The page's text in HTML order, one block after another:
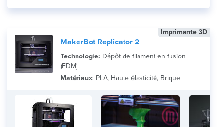
Imprimante 3D
MakerBot Replicator 2
Technologie: Dépôt de filament en fusion
(FDM)
Matériaux: PLA, Haute élasticité, Brique